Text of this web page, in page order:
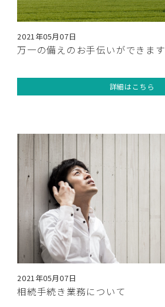
2021年05月07日
万一の備えのお手伝いができます
詳細はこちら
2021年05月07日
相続手続き業務について